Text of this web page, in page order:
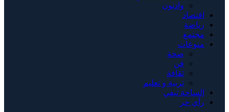
وادنون
اقتصاد
رياضة
مجتمع
منوعات
صحة
فن
ثقافة
تربية و تعليم
الساحة تيفي
رأي حر